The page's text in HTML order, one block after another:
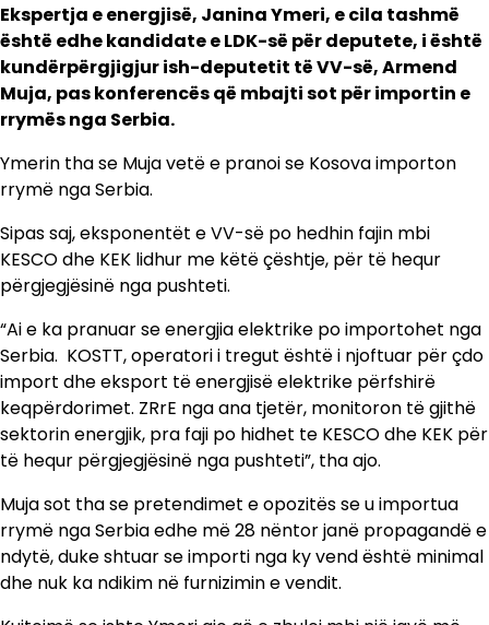
Ekspertja e energjisë, Janina Ymeri, e cila tashmë
është edhe kandidate e LDK-së për deputete, i është
kundërpërgjigjur ish-deputetit të VV-së, Armend
Muja, pas konferencës që mbajti sot për importin e
rrymës nga Serbia.
Ymerin tha se Muja vetë e pranoi se Kosova importon
rrymë nga Serbia.
Sipas saj, eksponentët e VV-së po hedhin fajin mbi
KESCO dhe KEK lidhur me këtë çështje, për të hequr
përgjegjësinë nga pushteti.
“Ai e ka pranuar se energjia elektrike po importohet nga
Serbia. KOSTT, operatori i tregut është i njoftuar për çdo
import dhe eksport të energjisë elektrike përfshirë
keqpërdorimet. ZRrE nga ana tjetër, monitoron të gjithë
sektorin energjik, pra faji po hidhet te KESCO dhe KEK për
të hequr përgjegjësinë nga pushteti”, tha ajo.
Muja sot tha se pretendimet e opozitës se u importua
rrymë nga Serbia edhe më 28 nëntor janë propagandë e
ndytë, duke shtuar se importi nga ky vend është minimal
dhe nuk ka ndikim në furnizimin e vendit.